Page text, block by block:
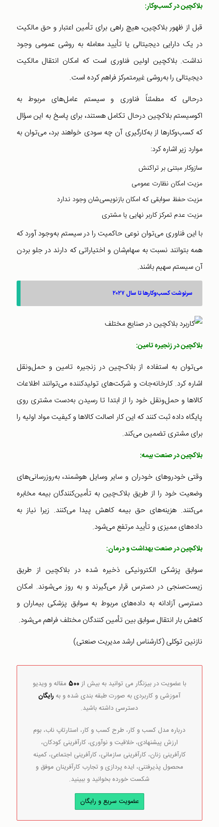
بلاکچین در کسب‌و‌کار:
قبل از ظهور بلاکچین، هیچ راهی برای تأمین اعتبار و حق مالکیت
در یک دارایی دیجیتالی یا تأیید معامله به روشی عمومی وجود
نداشت. بلاکچین اولین فناوری است که امکان انتقال مالکیت
دیجیتالی را به‌روشی غیر‌متمرکز فراهم کرده است.
درحالی که مطمئناً فناوری و سیستم عامل‌های مربوط به
اکوسیستم بلاکچین در‌حال تکامل هستند، برای پاسخ به این سؤال
که کسب‌و‌کارها از به‌کارگیری آن چه سودی خواهند برد، می‌توان به
موارد زیر اشاره کرد:
سازوکار مبتنی بر تراکنش
مزیت امکان نظارت عمومی
مزیت حفظ سوابقی که امکان بازنویسی‌شان وجود ندارد
مزیت عدم تمرکز کاربر نهایی یا مشتری
با این فناوری می‌توان نوعی حاکمیت را در سیستم به‌وجود آورد که
همه بتوانند نسبت به سهام‌شان و اختیاراتی که دارند در جلو بردن
آن سیستم سهیم باشند.
سرنوشت کسب‌و‌کارها تا سال ۲۰۲۷
بلاکچین در زنجیره تامین:
می‌توان به استفاده از بلاک‌چین در زنجیره تامین و حمل‌و‌نقل
اشاره کرد. کارخانه‌جات و شرکت‌های تولیدکننده می‌توانند اطلاعات
کالاها و حمل‌و‌نقل خود را از ابتدا تا رسیدن به‌دست مشتری روی
پایگاه داده ثبت ‌کنند که این کار اصالت کالاها و کیفیت مواد اولیه را
برای مشتری تضمین می‌کند.
بلاکچین در صنعت بیمه:
وقتی خودروهای خودران و سایر وسایل هوشمند، به‌روزرسانی‌های
وضعیت خود را از طریق بلاک‌چین به تأمین‌کنندگان بیمه مخابره
می‌کنند. هزینه‌های حق بیمه کاهش پیدا می‌کنند. زیرا نیاز به
داده‌های ممیزی و تأیید مرتفع می‌شود.
بلاکچین در صنعت بهداشت و درمان:
سوابق پزشکی الکترونیکی ذخیره شده در بلاکچین از طریق
زیست‌سنجی در دسترس قرار می‌گیرند و به روز می‌شوند. امکان
دسترسی آزادانه به داده‌های مربوط به سوابق پزشکی بیماران و
کاهش بار انتقال سوابق بین تأمین کنندگان مختلف فراهم می‌شود.
نازنین توکلی (کارشناس ارشد مدیریت صنعتی)
با عضویت در بیزنگار می توانید به بیش از500 مقاله و ویدیو
آموزشی و کاربردی به صورت طبقه بندی شده و بهرایگان
دسترسی داشته باشید.
درباره مدل کسب و کار، طرح کسب و کار، استارتاپ ناب، بوم
ارزش پیشنهادی، خلاقیت و نوآوری، کارآفرینی کودکان،
کارآفرینی زنان، کارآفرینی سازمانی، کارآفرینی اجتماعی، کمینه
محصول پذیرفتنی، ایده پردازی و تجارب کارآفرینان موفق و
شکست خورده بخوانید و ببینید.
عضویت سریع و رایگان